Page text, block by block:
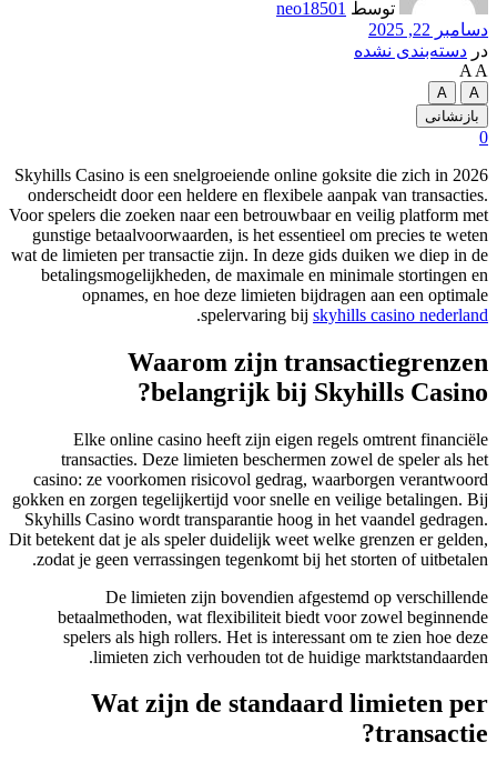
توسط neo18501
دسامبر 22, 2025
در دسته‌بندی نشده
A A
A
A
بازنشانی
0
Skyhills Casino is een snelgroeiende online goksite die zich in 2026
onderscheidt door een heldere en flexibele aanpak van transacties.
Voor spelers die zoeken naar een betrouwbaar en veilig platform met
gunstige betaalvoorwaarden, is het essentieel om precies te weten
wat de limieten per transactie zijn. In deze gids duiken we diep in de
betalingsmogelijkheden, de maximale en minimale stortingen en
opnames, en hoe deze limieten bijdragen aan een optimale
spelervaring bij skyhills casino nederland
.
Waarom zijn transactiegrenzen
belangrijk bij Skyhills Casino?
Elke online casino heeft zijn eigen regels omtrent financiële
transacties. Deze limieten beschermen zowel de speler als het
casino: ze voorkomen risicovol gedrag, waarborgen verantwoord
gokken en zorgen tegelijkertijd voor snelle en veilige betalingen. Bij
Skyhills Casino wordt transparantie hoog in het vaandel gedragen.
Dit betekent dat je als speler duidelijk weet welke grenzen er gelden,
zodat je geen verrassingen tegenkomt bij het storten of uitbetalen.
De limieten zijn bovendien afgestemd op verschillende
betaalmethoden, wat flexibiliteit biedt voor zowel beginnende
spelers als high rollers. Het is interessant om te zien hoe deze
limieten zich verhouden tot de huidige marktstandaarden.
Wat zijn de standaard limieten per
transactie?